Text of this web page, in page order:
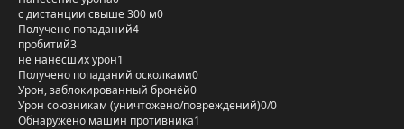
с дистанции свыше 300 м0
Получено попаданий4
пробитий3
не нанёсших урон1
Получено попаданий осколками0
Урон, заблокированный бронёй0
Урон союзникам (уничтожено/повреждений)0/0
Обнаружено машин противника1